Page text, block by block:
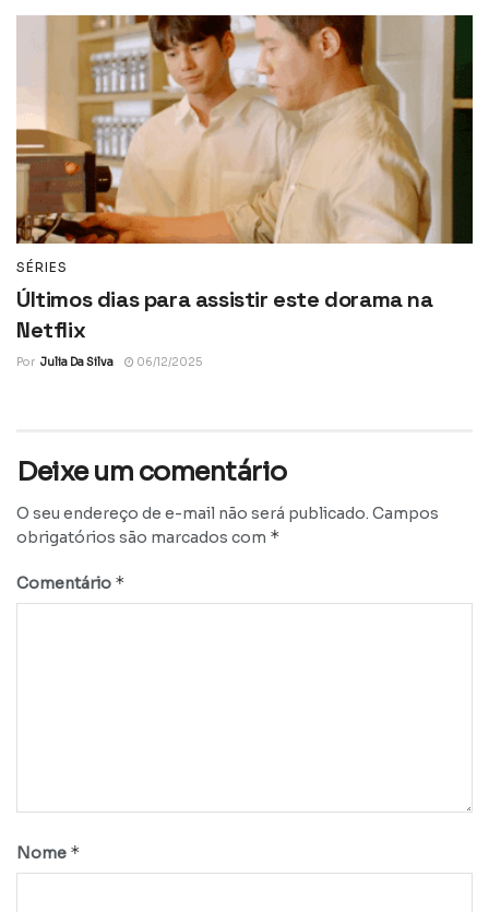
SÉRIES
Últimos dias para assistir este dorama na
Netflix
Por Julia Da Silva 06/12/2025
Deixe um comentário
O seu endereço de e-mail não será publicado. Campos
obrigatórios são marcados com *
Comentário *
Nome *